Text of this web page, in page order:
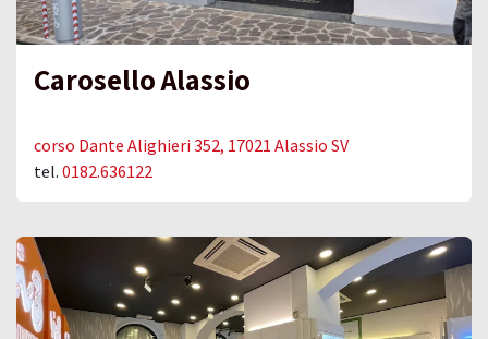
Carosello Alassio
corso Dante Alighieri 352, 17021 Alassio SV
tel. 0182.636122